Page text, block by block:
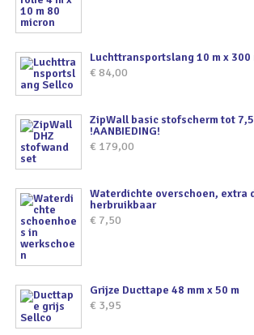
Luchttransportslang 10 m x 300
€ 84,00
ZipWall basic stofscherm tot
!AANBIEDING!
€ 179,00
Waterdichte overschoen, extra
herbruikbaar
€ 7,50
Grijze Ducttape 48 mm x 50 m
€ 3,95